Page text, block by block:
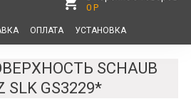
0 Р
ОПЛАТА УСТАНОВКА
SCHAUB
SLK GS3229*